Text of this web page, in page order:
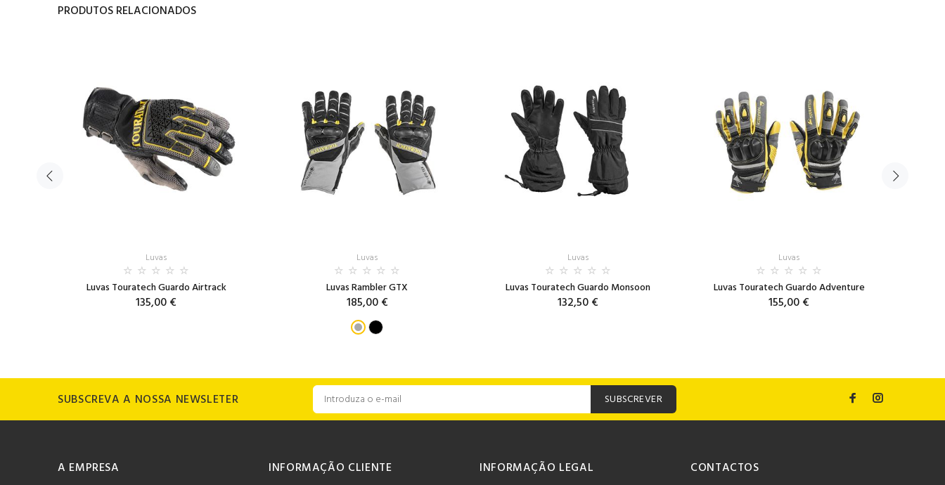
PRODUTOS RELACIONADOS
Luvas
Luvas Touratech Guardo Airtrack
135,00 €
Luvas
Luvas Rambler GTX
185,00 €
Luvas
Luvas Touratech Guardo Monsoon
132,50 €
Luvas
Luvas Touratech Guardo Adventure
155,00 €
SUBSCREVA A NOSSA NEWSLETER SUBSCREVER
A EMPRESA INFORMAÇÃO CLIENTE INFORMAÇÃO LEGAL CONTACTOS